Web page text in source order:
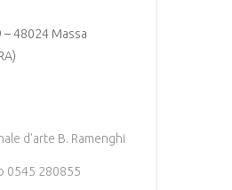
– 48024 Massa
d'arte B. Ramenghi
0545 280855